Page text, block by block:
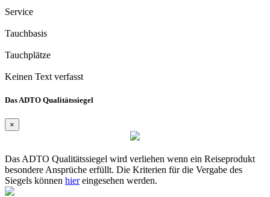
Service
Tauchbasis
Tauchplätze
Keinen Text verfasst
Das ADTO Qualitätssiegel
×
Das ADTO Qualitätssiegel wird verliehen wenn ein Reiseprodukt
besondere Ansprüche erfüllt. Die Kriterien für die Vergabe des
Siegels können hiereingesehen werden.